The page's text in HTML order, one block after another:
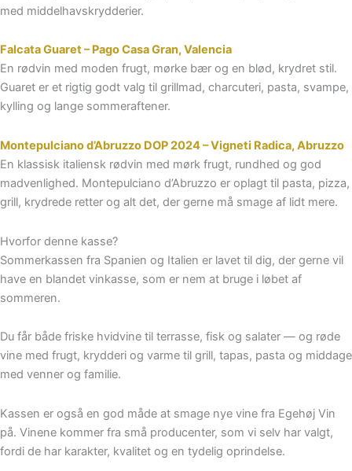
med middelhavskrydderier.
Falcata Guaret – Pago Casa Gran, Valencia
En rødvin med moden frugt, mørke bær og en blød, krydret stil.
Guaret er et rigtig godt valg til grillmad, charcuteri, pasta, svampe,
kylling og lange sommeraftener.
Montepulciano d’Abruzzo DOP 2024 – Vigneti Radica, Abruzzo
En klassisk italiensk rødvin med mørk frugt, rundhed og god
madvenlighed. Montepulciano d’Abruzzo er oplagt til pasta, pizza,
grill, krydrede retter og alt det, der gerne må smage af lidt mere.
Hvorfor denne kasse?
Sommerkassen fra Spanien og Italien er lavet til dig, der gerne vil
have en blandet vinkasse, som er nem at bruge i løbet af
sommeren.
Du får både friske hvidvine til terrasse, fisk og salater — og røde
vine med frugt, krydderi og varme til grill, tapas, pasta og middage
med venner og familie.
Kassen er også en god måde at smage nye vine fra Egehøj Vin
på. Vinene kommer fra små producenter, som vi selv har valgt,
fordi de har karakter, kvalitet og en tydelig oprindelse.